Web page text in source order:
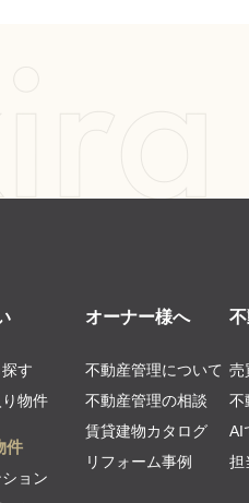
す
物件
件
ョン
オーナー様へ
不動産管理について
不動産管理の相談
賃貸建物カタログ
リフォーム事例
売
不
AI
担